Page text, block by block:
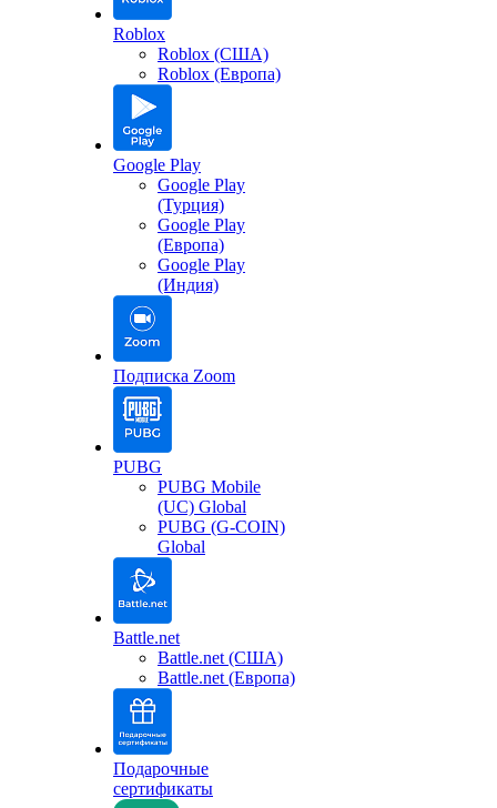
Roblox
Roblox (США)
Roblox (Европа)
Google Play
Google Play
(Турция)
Google Play
(Европа)
Google Play
(Индия)
Подписка Zoom
PUBG
PUBG Mobile
(UC) Global
PUBG (G-COIN)
Global
Battle.net
Battle.net (США)
Battle.net (Европа)
Подарочные
сертификаты